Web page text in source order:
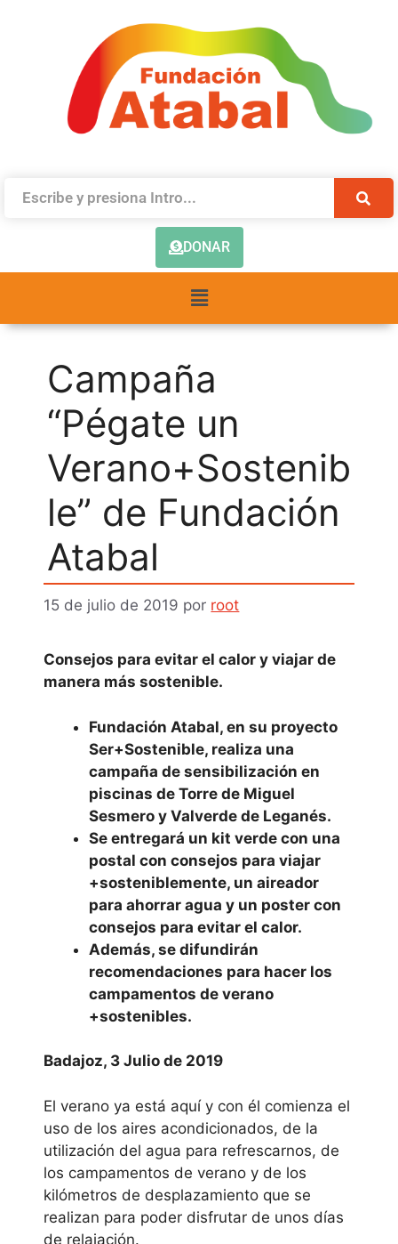
DONAR
Campaña
“Pégate un
Verano+Sostenib
le” de Fundación
Atabal
15 de julio de 2019 por root
Consejos para evitar el calor y viajar de
manera más sostenible.
Fundación Atabal, en su proyecto
Ser+Sostenible, realiza una
campaña de sensibilización en
piscinas de Torre de Miguel
Sesmero y Valverde de Leganés.
Se entregará un kit verde con una
postal con consejos para viajar
+sosteniblemente, un aireador
para ahorrar agua y un poster con
consejos para evitar el calor.
Además, se difundirán
recomendaciones para hacer los
campamentos de verano
+sostenibles.
Badajoz, 3 Julio de 2019
El verano ya está aquí y con él comienza el
uso de los aires acondicionados, de la
utilización del agua para refrescarnos, de
los campamentos de verano y de los
kilómetros de desplazamiento que se
realizan para poder disfrutar de unos días
de relajación.